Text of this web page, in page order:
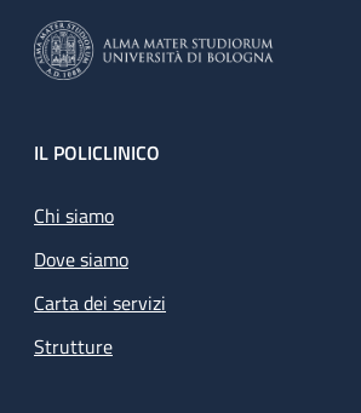
Footer
IL POLICLINICO
Chi siamo
Dove siamo
Carta dei servizi
Strutture